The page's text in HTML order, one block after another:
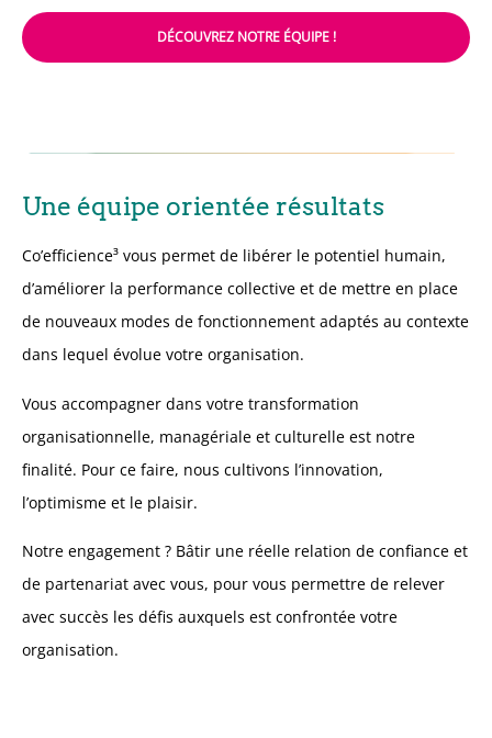
DÉCOUVREZ NOTRE ÉQUIPE !
Une équipe orientée résultats
Co’efficience³ vous permet de libérer le potentiel humain,
d’améliorer la performance collective et de mettre en place
de nouveaux modes de fonctionnement adaptés au contexte
dans lequel évolue votre organisation.
Vous accompagner dans votre transformation
organisationnelle, managériale et culturelle est notre
finalité. Pour ce faire, nous cultivons l’innovation,
l’optimisme et le plaisir.
Notre engagement ? Bâtir une réelle relation de confiance et
de partenariat avec vous, pour vous permettre de relever
avec succès les défis auxquels est confrontée votre
organisation.